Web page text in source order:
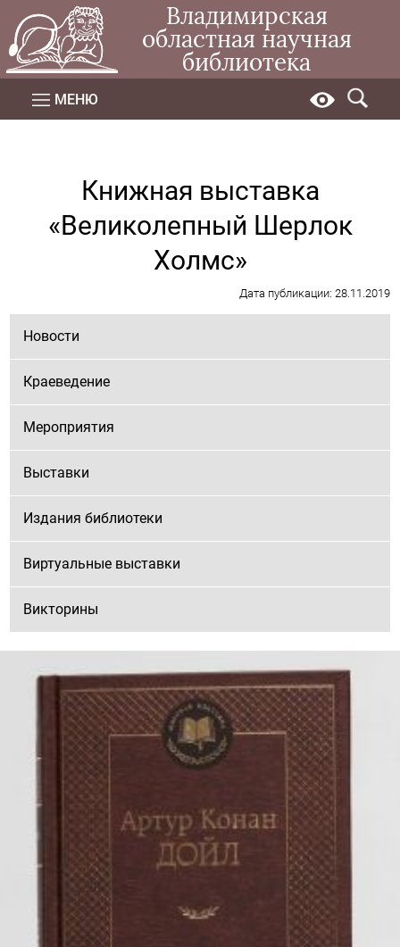
Владимирская
областная научная
библиотека
МЕНЮ
Книжная выставка
«Великолепный Шерлок
Холмс»
Дата публикации: 28.11.2019
Новости
Краеведение
Мероприятия
Выставки
Издания библиотеки
Виртуальные выставки
Викторины